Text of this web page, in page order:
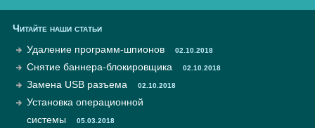
Читайте наши статьи
Удаление программ-шпионов
02.10.2018
Снятие баннера-блокировщика 02.10.2018
Замена USB разъема 02.10.2018
Установка операционной
системы
05.03.2018